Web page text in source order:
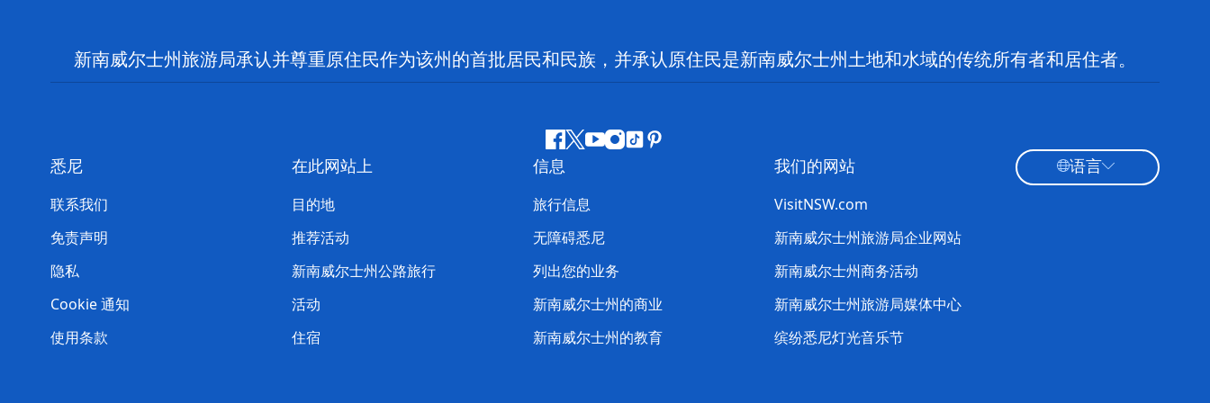
新南威尔士州旅游局承认并尊重原住民作为该州的首批居民和民族，并承认原住民是新南威尔士州土地和水域的传统所有者和居住者。
Facebook
叽
喳
喳
YouTube
Instagram
抖 Pinterest
悉尼
联系我们
免责声明
隐私
Cookie 通知
使用条款
在此网站上
目的地
推荐活动
新南威尔士州公路旅行
活动
住宿
信息
旅行信息
无障碍悉尼
列出您的业务
新南威尔士州的商业
新南威尔士州的教育
我们的网站
VisitNSW.com
新南威尔士州旅游局企业网站
新南威尔士州商务活动
新南威尔士州旅游局媒体中心
缤纷悉尼灯光音乐节
语言